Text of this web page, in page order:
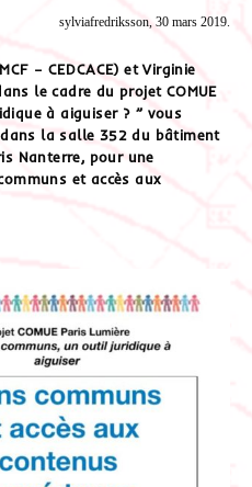
sylviafredriksson, 30 mars 2019.
– CEDCACE) et Virginie
le cadre du projet COMUE
à aiguiser ? ” vous
la salle 352 du bâtiment
Nanterre, pour une
et accès aux